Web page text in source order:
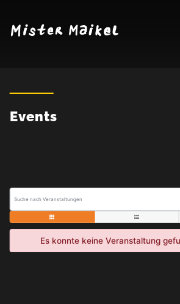
Events
Es konnte keine Veranstaltung